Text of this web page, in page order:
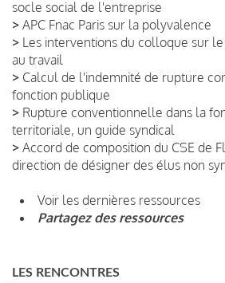
socle social de l'entreprise
> APC Fnac Paris sur la polyvalence
> Les interventions du colloque sur
au travail
> Calcul de l'indemnité de rupture
fonction publique
> Rupture conventionnelle dans la
territoriale, un guide syndical
> Accord de composition du CSE de
direction de désigner des élus non
Voir les dernières ressources
Partagez des ressources
LES RENCONTRES